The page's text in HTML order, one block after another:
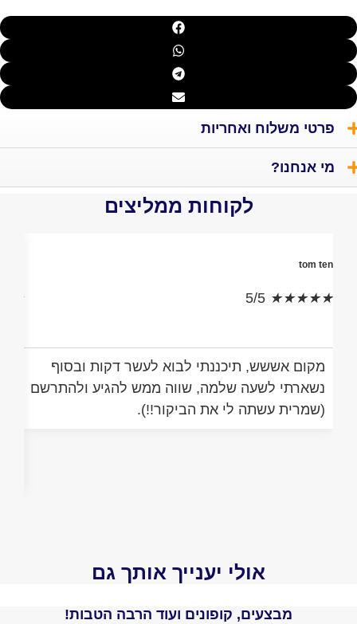
משלוח ואחריות
לקוחות ממליצים
★
5/5
אששש, תיכננתי לבוא לעשר דקות ובסוף
לשעה שלמה, שווה ממש להגיע ולהתרשם
עשתה לי את הביקור!!).
★
האמת שלא
התרשמתי
אולי יענייך אותך גם
מבצעים, קופונים ועוד הרבה הטבות!